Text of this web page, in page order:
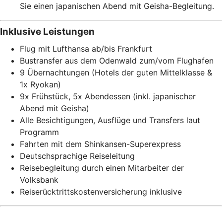
Sie einen japanischen Abend mit Geisha-Begleitung.
Inklusive Leistungen
Flug mit Lufthansa ab/bis Frankfurt
Bustransfer aus dem Odenwald zum/vom Flughafen
9 Übernachtungen (Hotels der guten Mittelklasse &
1x Ryokan)
9x Frühstück, 5x Abendessen (inkl. japanischer
Abend mit Geisha)
Alle Besichtigungen, Ausflüge und Transfers laut
Programm
Fahrten mit dem Shinkansen-Superexpress
Deutschsprachige Reiseleitung
Reisebegleitung durch einen Mitarbeiter der
Volksbank
Reiserücktrittskostenversicherung inklusive